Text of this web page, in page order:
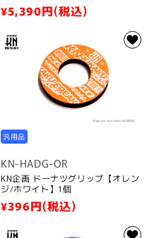
通
価
¥5,390円(税込)
汎用品
KN-HADG-OR
KN企画 ドーナツグリップ【オレン
ジ/ホワイト】1個
通
¥396円(税込)